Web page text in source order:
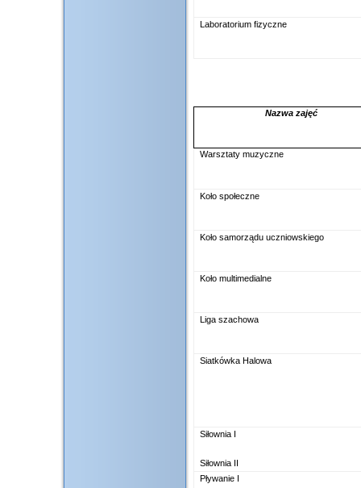
Laboratorium fizyczne
Nazwa zajęć
Warsztaty muzyczne
Koło społeczne
Koło samorządu uczniowskiego
Koło multimedialne
Liga szachowa
Siatkówka Halowa
Siłownia I
Siłownia II
Pływanie I